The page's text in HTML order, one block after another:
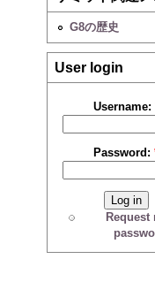
G8の歴史
User login
Username:
Password:
Request